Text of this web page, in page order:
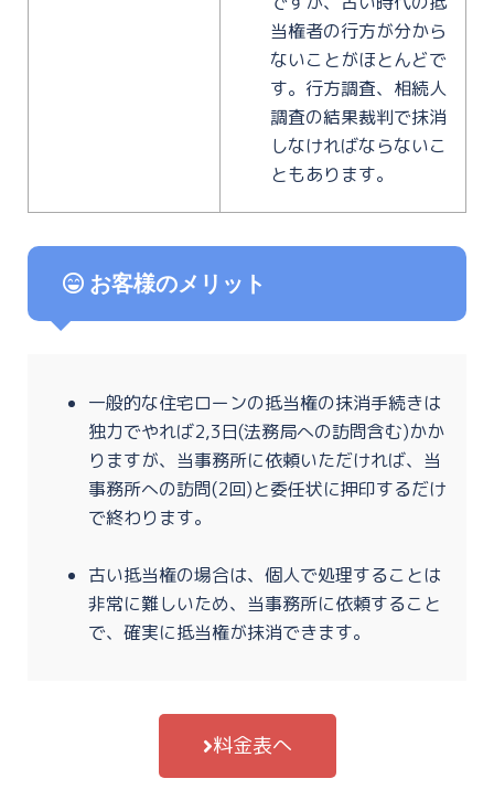
当権者の行方が分から
ないことがほとんどで
す。行方調査、相続人
調査の結果裁判で抹消
しなければならないこ
ともあります。
お客様のメリット
一般的な住宅ローンの抵当権の抹消手続きは
独力でやれば2,3日(法務局への訪問含む)かか
りますが、当事務所に依頼いただければ、当
事務所への訪問(2回)と委任状に押印するだけ
で終わります。
古い抵当権の場合は、個人で処理することは
非常に難しいため、当事務所に依頼すること
で、確実に抵当権が抹消できます。
料金表へ